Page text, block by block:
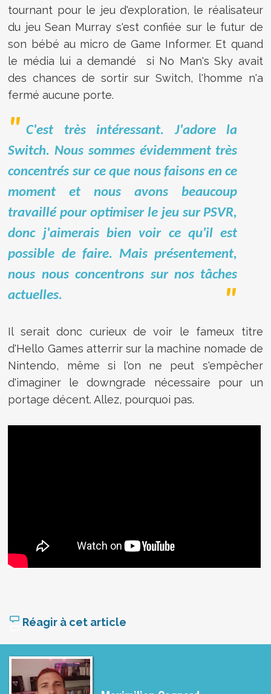
tournant pour le jeu d'exploration, le réalisateur
du jeu Sean Murray s'est confiée sur le futur de
son bébé au micro de Game Informer. Et quand
le média lui a demandé si No Man's Sky avait
des chances de sortir sur Switch, l'homme n'a
fermé aucune porte.
C'est très intéressant. J'adore la
Switch. Nous sommes évidemment très
concentrés sur ce que nous faisons en ce
moment et nous avons beaucoup
travaillé pour optimiser le jeu sur PSVR,
donc j'aimerais bien voir ce qu'il est
possible de faire. Mais présentement,
nous nous concentrons sur nos tâches
actuelles.
Il serait donc curieux de voir le fameux titre
d'Hello Games atterrir sur la machine nomade de
Nintendo, même si l'on ne peut s'empêcher
d'imaginer le downgrade nécessaire pour un
portage décent. Allez, pourquoi pas.
Réagir à cet article